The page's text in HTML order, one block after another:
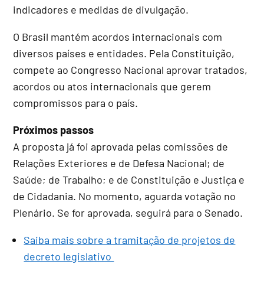
indicadores e medidas de divulgação.
O Brasil mantém acordos internacionais com
diversos países e entidades. Pela Constituição,
compete ao Congresso Nacional aprovar tratados,
acordos ou atos internacionais que gerem
compromissos para o país.
Próximos passos
A proposta já foi aprovada pelas comissões de
Relações Exteriores e de Defesa Nacional; de
Saúde; de Trabalho; e de Constituição e Justiça e
de Cidadania. No momento, aguarda votação no
Plenário. Se for aprovada, seguirá para o Senado.
Saiba mais sobre a tramitação de projetos de
decreto legislativo